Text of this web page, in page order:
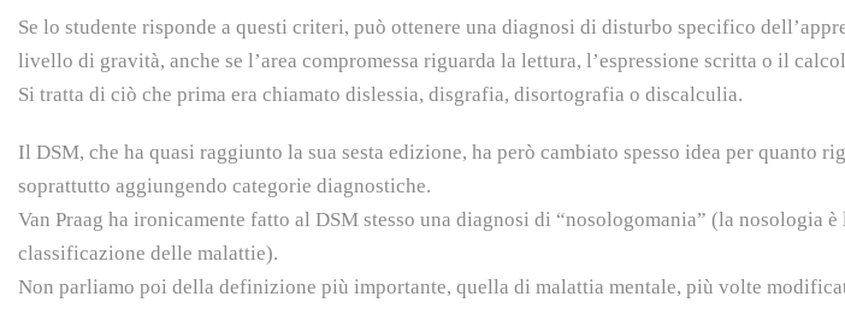
Se lo studente risponde a questi criteri, può ottenere una diagnosi di disturbo specifico
livello di gravità, anche se l’area compromessa riguarda la lettura, l’espressione scritta o il
Si tratta di ciò che prima era chiamato dislessia, disgrafia, disortografia o discalculia.
Il DSM, che ha quasi raggiunto la sua sesta edizione, ha però cambiato spesso idea per quanto
soprattutto aggiungendo categorie diagnostiche.
Van Praag ha ironicamente fatto al DSM stesso una diagnosi di “nosologomania” (la nosologia
classificazione delle malattie).
Non parliamo poi della definizione più importante, quella di malattia mentale, più volte